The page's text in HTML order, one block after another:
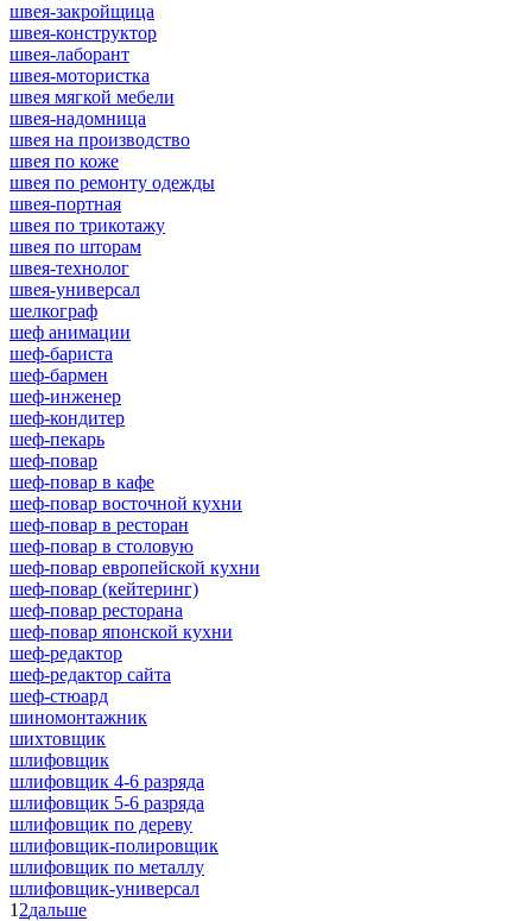
швея-закройщица
швея-конструктор
швея-лаборант
швея-мотористка
швея мягкой мебели
швея-надомница
швея на производство
швея по коже
швея по ремонту одежды
швея-портная
швея по трикотажу
швея по шторам
швея-технолог
швея-универсал
шелкограф
шеф анимации
шеф-бариста
шеф-бармен
шеф-инженер
шеф-кондитер
шеф-пекарь
шеф-повар
шеф-повар в кафе
шеф-повар восточной кухни
шеф-повар в ресторан
шеф-повар в столовую
шеф-повар европейской кухни
шеф-повар (кейтеринг)
шеф-повар ресторана
шеф-повар японской кухни
шеф-редактор
шеф-редактор сайта
шеф-стюард
шиномонтажник
шихтовщик
шлифовщик
шлифовщик 4-6 разряда
шлифовщик 5-6 разряда
шлифовщик по дереву
шлифовщик-полировщик
шлифовщик по металлу
шлифовщик-универсал
1 2дальше